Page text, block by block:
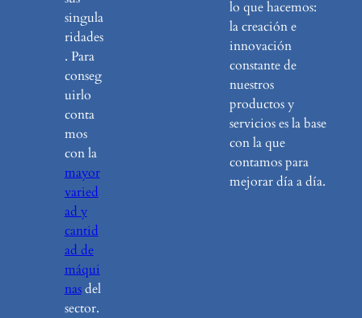
singula
ridades
. Para
conseg
uirlo
conta
mos
con la
mayor
varied
ad y
cantid
ad de
máqui
nasdel
sector.
lo que hacemos:
la creación e
innovación
constante de
nuestros
productos y
servicios es la base
con la que
contamos para
mejorar día a día.